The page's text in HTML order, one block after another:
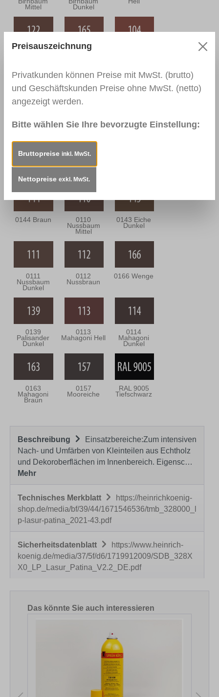
Mittel Dunkel
0122 Macoré 0165
0106 Rüster
Mittel
0302 Eiche
Bräunlich
0144 Braun 0110
Nussbaum
Mittel
0143 Eiche
Dunkel
0111
Nussbaum
Dunkel
0112
Nussbraun
0166 Wenge
0139
Palisander
Dunkel
0113
Mahagoni Hell
0114
Mahagoni
Dunkel
0163
Mahagoni
Braun
0157
Mooreiche
RAL 9005
Tiefschwarz
Beschreibung
Einsatzbereiche:Zum intensiven
Nach- und Umfärben von Kleinteilen aus Echtholz
und Dekoroberflächen im Innenbereich. Eigensc…
Mehr
Technisches Merkblatt
https://heinrichkoenig-
shop.de/media/bf/39/44/1671546536/tmb_328000_l
p-lasur-patina_2021-43.pdf
Sicherheitsdatenblatt
https://www.heinrich-
koenig.de/media/37/5f/d6/1719912009/SDB_328X
X0_LP_Lasur_Patina_V2.2_DE.pdf
Produktgalerie überspringen
Das könnte Sie auch interessieren
Preisauszeichnung
Privatkunden können Preise mit MwSt. (brutto)
und Geschäftskunden Preise ohne MwSt. (netto)
angezeigt werden.
Bitte wählen Sie Ihre bevorzugte Einstellung:
Bruttopreise inkl. MwSt.
Nettopreise exkl. MwSt.